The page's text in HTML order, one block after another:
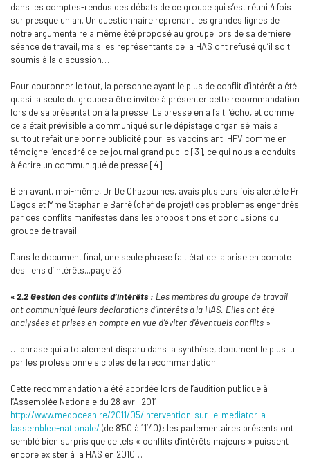
dans les comptes-rendus des débats de ce groupe qui s’est réuni 4 fois
sur presque un an. Un questionnaire reprenant les grandes lignes de
notre argumentaire a même été proposé au groupe lors de sa dernière
séance de travail, mais les représentants de la HAS ont refusé qu’il soit
soumis à la discussion…
Pour couronner le tout, la personne ayant le plus de conflit d’intérêt a été
quasi la seule du groupe à être invitée à présenter cette recommandation
lors de sa présentation à la presse. La presse en a fait l’écho, et comme
cela était prévisible a communiqué sur le dépistage organisé mais a
surtout refait une bonne publicité pour les vaccins anti HPV comme en
témoigne l’encadré de ce journal grand public [3], ce qui nous a conduits
à écrire un communiqué de presse [4]
Bien avant, moi-même, Dr De Chazournes, avais plusieurs fois alerté le Pr
Degos et Mme Stephanie Barré (chef de projet) des problèmes engendrés
par ces conflits manifestes dans les propositions et conclusions du
groupe de travail.
Dans le document final, une seule phrase fait état de la prise en compte
des liens d’intérêts...page 23 :
« 2.2 Gestion des conflits d’intérêts : Les membres du groupe de travail
ont communiqué leurs déclarations d’intérêts à la HAS. Elles ont été
analysées et prises en compte en vue d’éviter d’éventuels conflits »
… phrase qui a totalement disparu dans la synthèse, document le plus lu
par les professionnels cibles de la recommandation.
Cette recommandation a été abordée lors de l’audition publique à
l’Assemblée Nationale du 28 avril 2011
http://www.medocean.re/2011/05/intervention-sur-le-mediator-a-
lassemblee-nationale/(de 8’50 à 11’40) : les parlementaires présents ont
semblé bien surpris que de tels « conflits d’intérêts majeurs » puissent
encore exister à la HAS en 2010…